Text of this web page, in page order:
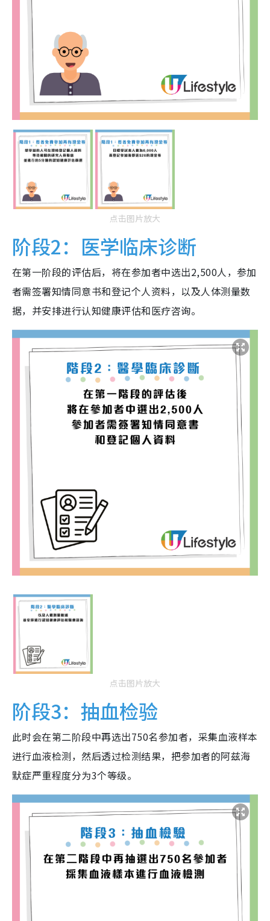
点击图片放大
阶段2：医学临床诊断
在第一阶段的评估后，将在参加者中选出2,500人，参加
者需签署知情同意书和登记个人资料，以及人体测量数
据，并安排进行认知健康评估和医疗咨询。
点击图片放大
阶段3：抽血检验
此时会在第二阶段中再选出750名参加者，采集血液样本
进行血液检测，然后透过检测结果，把参加者的阿兹海
默症严重程度分为3个等级。